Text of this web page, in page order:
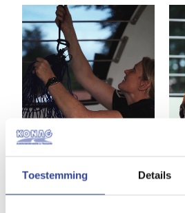
Toestemming Details